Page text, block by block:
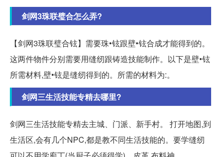
剑网3珠联璧合怎么弄?
【剑网3珠联璧合铉】需要珠•铉跟壁•铉合成才能得到的。
这两件物件分别需要用缝纫跟铸造技能制作。以下是壁•铉
所需材料,壁•铉是缝纫得到的。所需的材料为:。
剑网三生活技能专精去哪里?
剑网三生活技能专精去主城、门派、新手村。 打开地图,到
生活区,会有几个NPC,都是教不同生活技能的。要学缝纫